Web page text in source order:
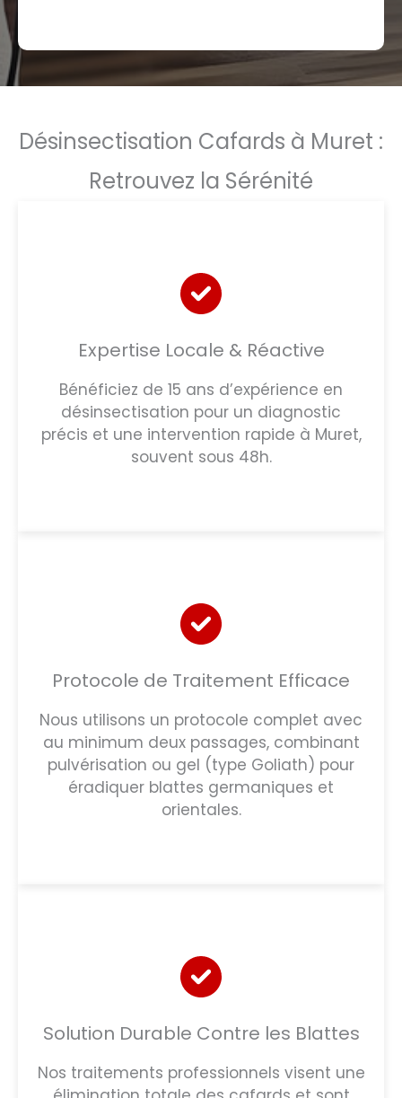
Désinsectisation Cafards à Muret :
Retrouvez la Sérénité
Expertise Locale & Réactive
Bénéficiez de 15 ans d’expérience en
désinsectisation pour un diagnostic
précis et une intervention rapide à Muret,
souvent sous 48h.
Protocole de Traitement Efficace
Nous utilisons un protocole complet avec
au minimum deux passages, combinant
pulvérisation ou gel (type Goliath) pour
éradiquer blattes germaniques et
orientales.
Solution Durable Contre les Blattes
Nos traitements professionnels visent une